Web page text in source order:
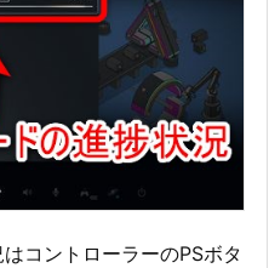
コントローラーのPSボタ